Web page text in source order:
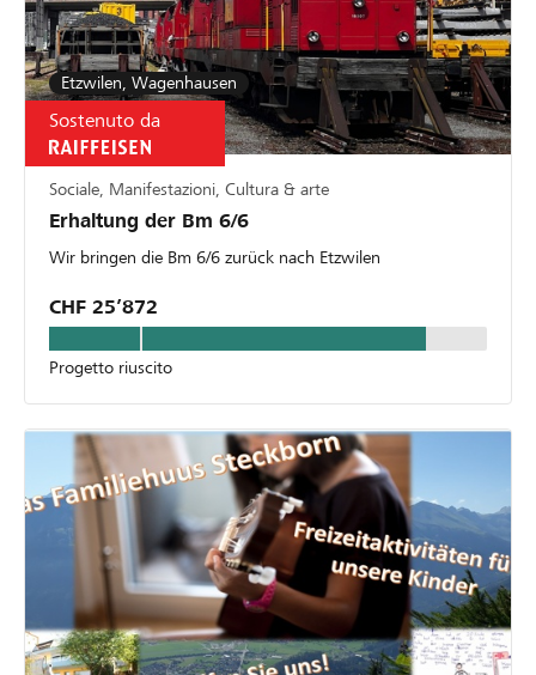
Etzwilen, Wagenhausen
Sostenuto da
Sociale, Manifestazioni, Cultura & arte
Erhaltung der Bm 6/6
Wir bringen die Bm 6/6 zurück nach Etzwilen
CHF 25’872
Progetto riuscito